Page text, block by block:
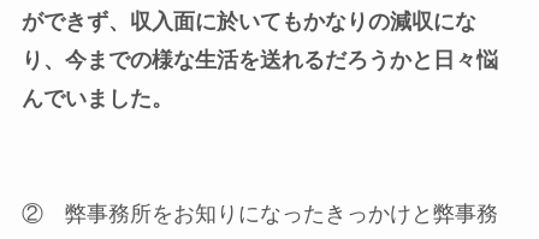
ができず、収入面に於いてもかなりの減収にな
り、今までの様な生活を送れるだろうかと日々悩
んでいました。
② 弊事務所をお知りになったきっかけと弊事務